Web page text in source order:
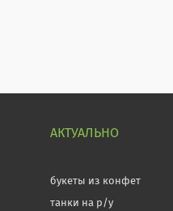
АКТУАЛЬНО
букеты из конфет
танки на р/у